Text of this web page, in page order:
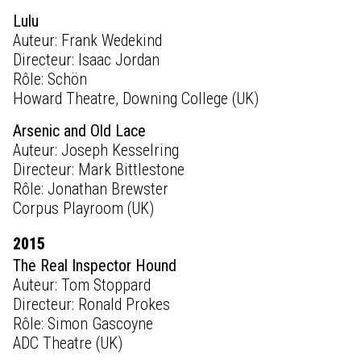
Lulu
Auteur: Frank Wedekind
Directeur: Isaac Jordan
Rôle: Schön
Howard Theatre, Downing College (UK)
Arsenic and Old Lace
Auteur: Joseph Kesselring
Directeur: Mark Bittlestone
Rôle: Jonathan Brewster
Corpus Playroom (UK)
2015
The Real Inspector Hound
Auteur: Tom Stoppard
Directeur: Ronald Prokes
Rôle: Simon Gascoyne
ADC Theatre (UK)